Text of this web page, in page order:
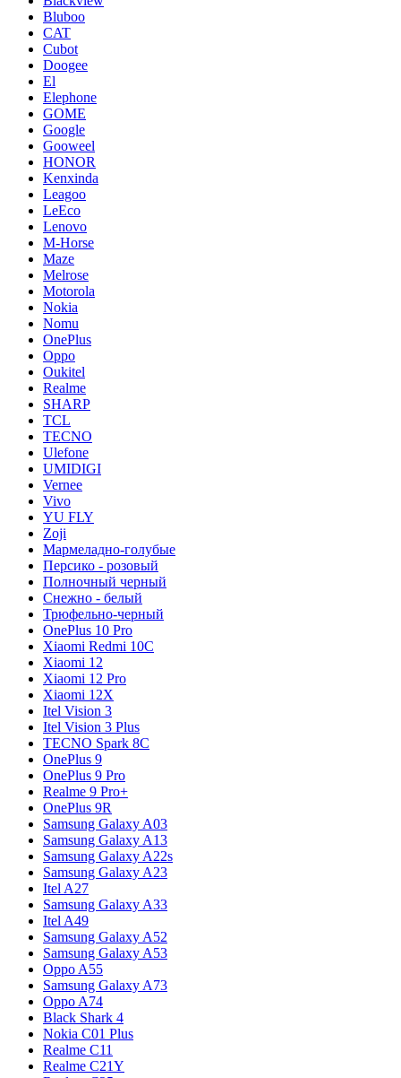
Bluboo
CAT
Cubot
Doogee
El
Elephone
GOME
Google
Gooweel
HONOR
Kenxinda
Leagoo
LeEco
Lenovo
M-Horse
Maze
Melrose
Motorola
Nokia
Nomu
OnePlus
Oppo
Oukitel
Realme
SHARP
TCL
TECNO
Ulefone
UMIDIGI
Vernee
Vivo
YU FLY
Zoji
Мармеладно-голубые
Персико - розовый
Полночный черный
Снежно - белый
Трюфельно-черный
OnePlus 10 Pro
Xiaomi Redmi 10C
Xiaomi 12
Xiaomi 12 Pro
Xiaomi 12X
Itel Vision 3
Itel Vision 3 Plus
TECNO Spark 8C
OnePlus 9
OnePlus 9 Pro
Realme 9 Pro+
OnePlus 9R
Samsung Galaxy A03
Samsung Galaxy A13
Samsung Galaxy A22s
Samsung Galaxy A23
Itel A27
Samsung Galaxy A33
Itel A49
Samsung Galaxy A52
Samsung Galaxy A53
Oppo A55
Samsung Galaxy A73
Oppo A74
Black Shark 4
Nokia C01 Plus
Realme C11
Realme C21Y